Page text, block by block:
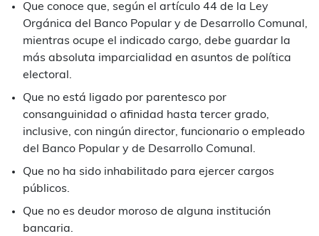
Que conoce que, según el artículo 44 de la Ley
Orgánica del Banco Popular y de Desarrollo Comunal,
mientras ocupe el indicado cargo, debe guardar la
más absoluta imparcialidad en asuntos de política
electoral.
Que no está ligado por parentesco por
consanguinidad o afinidad hasta tercer grado,
inclusive, con ningún director, funcionario o empleado
del Banco Popular y de Desarrollo Comunal.
Que no ha sido inhabilitado para ejercer cargos
públicos.
Que no es deudor moroso de alguna institución
bancaria.